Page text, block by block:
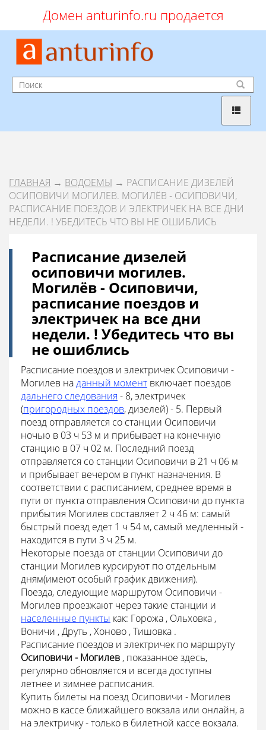
Домен anturinfo.ru продается
ГЛАВНАЯ → ВОДОЕМЫ → РАСПИСАНИЕ ДИЗЕЛЕЙ
ОСИПОВИЧИ МОГИЛЕВ. МОГИЛЁВ - ОСИПОВИЧИ,
РАСПИСАНИЕ ПОЕЗДОВ И ЭЛЕКТРИЧЕК НА ВСЕ ДНИ
НЕДЕЛИ. ! УБЕДИТЕСЬ ЧТО ВЫ НЕ ОШИБЛИСЬ
Расписание дизелей
осиповичи могилев.
Могилёв - Осиповичи,
расписание поездов и
электричек на все дни
недели. ! Убедитесь что вы
не ошиблись
Расписание поездов и электричек Осиповичи -
Могилев наданный момент включает поездов
дальнего следования - 8, электричек
(пригородных поездов, дизелей) - 5. Первый
поезд отправляется со станции Осиповичи
ночью в 03 ч 53 м и прибывает на конечную
станцию в 07 ч 02 м. Последний поезд
отправляется со станции Осиповичи в 21 ч 06 м
и прибывает вечером в пункт назначения. В
соответствии с расписанием, среднее время в
пути от пункта отправления Осиповичи до пункта
прибытия Могилев составляет 2 ч 46 м: cамый
быстрый поезд едет 1 ч 54 м, cамый медленный -
находится в пути 3 ч 25 м.
Некоторые поезда от станции Осиповичи до
станции Могилев курсируют по отдельным
дням(имеют особый график движения).
Поезда, следующие маршрутом Осиповичи -
Могилев проезжают через такие станции и
населенные пункты как: Горожа , Ольховка ,
Воничи , Друть , Хоново , Тишовка .
Расписание поездов и электричек по маршруту
Осиповичи - Могилев , показанное здесь,
регулярно обновляется и всегда доступны
летнее и зимнее расписания.
Купить билеты на поезд Осиповичи - Могилев
можно в кассе ближайшего вокзала или онлайн, а
на электричку - только в билетной кассе вокзала.